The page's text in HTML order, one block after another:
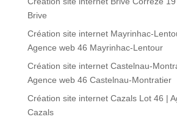
Brive
Création site internet Mayrinhac-
Agence web 46 Mayrinhac-Lentour
Création site internet Castelnau-
Agence web 46 Castelnau-Montratier
Création site internet Cazals Lot 46 |
Cazals